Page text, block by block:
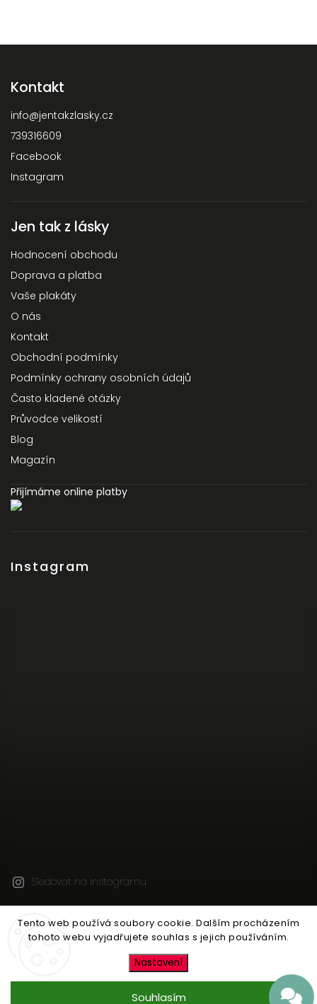
Tento web používá soubory cookie. Dalším procházením
tohoto webu vyjadřujete souhlas s jejich používáním.
Nastavení
Souhlasím
Kontakt
info@jentakzlasky.cz
739316609
Facebook
Instagram
Jen tak z lásky
Hodnocení obchodu
Doprava a platba
Vaše plakáty
O nás
Kontakt
Obchodní podmínky
Podmínky ochrany osobních údajů
Často kladené otázky
Průvodce velikostí
Blog
Magazín
Přijímáme online platby
Instagram
Sledovat na Instagramu
Copyright 2026Jen tak z lásky. Všechna práva
vyhrazena.
Upravit nastavení cookies